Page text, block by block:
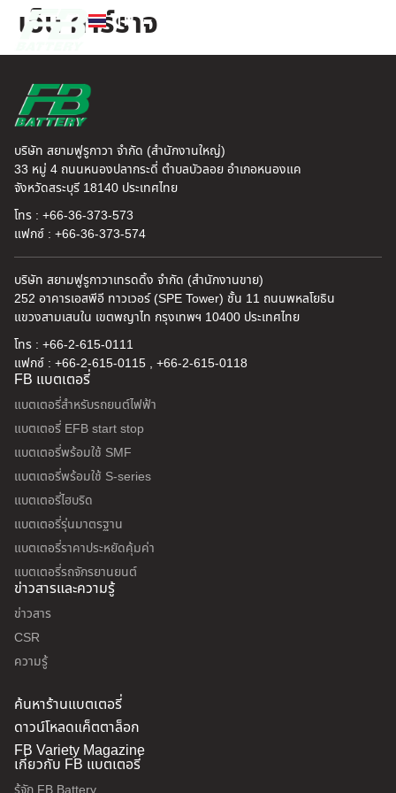
TH
EN
เอ็น การ์ราจ
บริษัท สยามฟูรูกาวา จำกัด (สำนักงานใหญ่)
33 หมู่ 4 ถนนหนองปลากระดี่ ตำบลบัวลอย อำเภอหนองแค
จังหวัดสระบุรี 18140 ประเทศไทย
โทร : +66-36-373-573
แฟกซ์ : +66-36-373-574
บริษัท สยามฟูรูกาวาเทรดดิ้ง จำกัด (สำนักงานขาย)
252 อาคารเอสพีอี ทาวเวอร์ (SPE Tower) ชั้น 11 ถนนพหลโยธิน
แขวงสามเสนใน เขตพญาไท กรุงเทพฯ 10400 ประเทศไทย
โทร : +66-2-615-0111
แฟกซ์ : +66-2-615-0115 , +66-2-615-0118
FB แบตเตอรี่
แบตเตอรี่สำหรับรถยนต์ไฟฟ้า
แบตเตอรี่ EFB start stop
แบตเตอรี่พร้อมใช้ SMF
แบตเตอรี่พร้อมใช้ S-series
แบตเตอรี่ไฮบริด
แบตเตอรี่รุ่นมาตรฐาน
แบตเตอรี่ราคาประหยัดคุ้มค่า
แบตเตอรี่รถจักรยานยนต์
ข่าวสารและความรู้
ข่าวสาร
CSR
ความรู้
ค้นหาร้านแบตเตอรี่
ดาวน์โหลดแค็ตตาล็อก
FB Variety Magazine
เกี่ยวกับ FB แบตเตอรี่